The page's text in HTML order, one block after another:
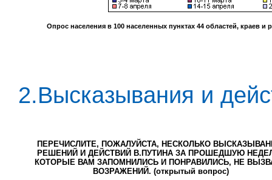
Опрос населения в 100 населенных пунктах 44 областей, краев и
2.Высказывания и
ПЕРЕЧИСЛИТЕ, ПОЖАЛУЙСТА, НЕСКОЛЬКО
РЕШЕНИЙ И ДЕЙСТВИЙ В.ПУТИНА ЗА ПРОШЕДШУЮ
КОТОРЫЕ ВАМ ЗАПОМНИЛИСЬ И ПОНРАВИЛИСЬ, НЕ
ВОЗРАЖЕНИЙ. (открытый вопрос)